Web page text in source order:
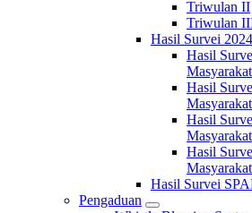
Triwulan II
Triwulan
Hasil Survei 2024
Hasil
Hasil
Hasil
Hasil
Hasil Survei
Pengaduan